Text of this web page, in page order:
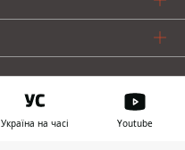
Україна на часі Youtube